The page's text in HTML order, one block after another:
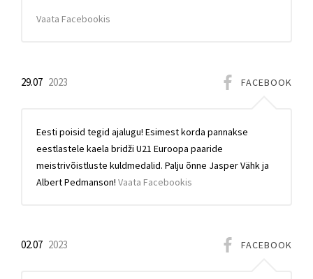
Vaata Facebookis
FACEBOOK
29.07 2023
Eesti poisid tegid ajalugu! Esimest korda pannakse
eestlastele kaela bridži U21 Euroopa paaride
meistrivõistluste kuldmedalid. Palju õnne Jasper Vähk ja
Albert Pedmanson! Vaata Facebookis
FACEBOOK
02.07 2023